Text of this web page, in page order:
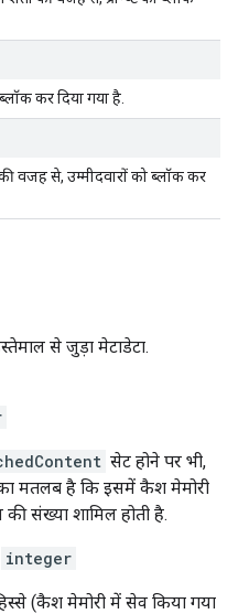
कर दिया गया है.
वजह से, उम्मीदवारों को ब्लॉक कर
से जुड़ा मेटाडेटा.
सेट होने पर भी,
मतलब है कि इसमें कैश मेमोरी
संख्या शामिल होती है.
integer
(कैश मेमोरी में सेव किया गया